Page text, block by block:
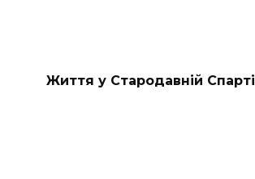
Життя у Стародавній Спарті